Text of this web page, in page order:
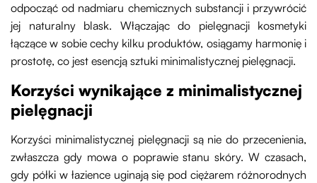
odpocząć od nadmiaru chemicznych substancji i przywrócić
jej naturalny blask. Włączając do pielęgnacji kosmetyki
łączące w sobie cechy kilku produktów, osiągamy harmonię i
prostotę, co jest esencją sztuki minimalistycznej pielęgnacji.
Korzyści wynikające z minimalistycznej
pielęgnacji
Korzyści minimalistycznej pielęgnacji są nie do przecenienia,
zwłaszcza gdy mowa o poprawie stanu skóry. W czasach,
gdy półki w łazience uginają się pod ciężarem różnorodnych